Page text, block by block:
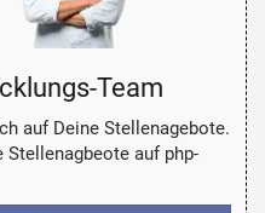
Team
auf Deine Stellenagebote.
auf php-